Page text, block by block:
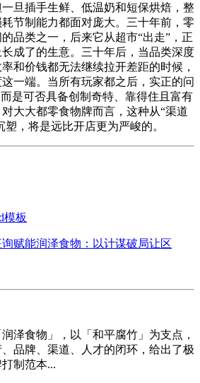
旦插手生鲜、低温奶和短保烘焙，整
节制能力都面对庞大。三十年前，零
品类之一，后来它从超市“出走”，正
成了的生意。三十年后，当品类深度
和价钱都无法继续拉开差距的时候，
一端。当所有玩家都之后，实正的问
是可否具备创制奇特、靠得住且富有
大大都零食物牌而言，这种从“渠道
塑，将是远比开店更为严峻的。
模板
赋能润泽食物：以计谋破局让区
泽食物」，以「和平腐竹」为支点，
品牌、渠道、人才的闭环，给出了极
制范本...